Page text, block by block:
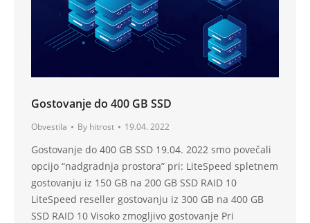
Gostovanje do 400 GB SSD
Obvestila By hitrost 19.04. 2022
Gostovanje do 400 GB SSD 19.04. 2022 smo povečali
opcijo “nadgradnja prostora” pri: LiteSpeed spletnem
gostovanju iz 150 GB na 200 GB SSD RAID 10
LiteSpeed reseller gostovanju iz 300 GB na 400 GB
SSD RAID 10 Visoko zmogljivo gostovanje Pri